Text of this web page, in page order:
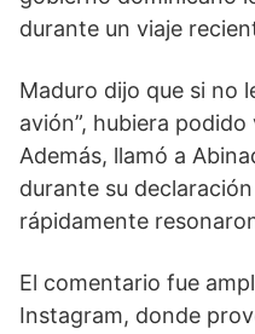
durante un viaje
Maduro dijo que si no
avión”, hubiera
Además, llamó a
durante su
rápidamente
El comentario fue
Instagram, donde